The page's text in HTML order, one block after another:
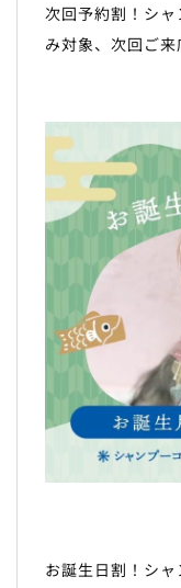
次回予約割！シ
み対象、次回ご
お誕生日割！シ